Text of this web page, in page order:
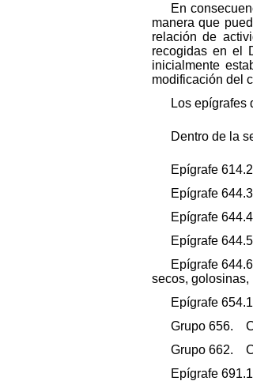
En
manera que
relación de
recogidas en el
inicialmente
modificación del
Los epígrafes
Dentro de la
Epígrafe
Epígrafe
Epígrafe
Epígrafe
Epígrafe
secos, golosinas,
Epígrafe
Grupo 656.
Grupo 662.
Epígrafe